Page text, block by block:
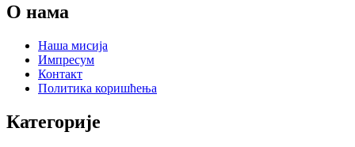
О нама
Наша мисија
Импресум
Контакт
Политика коришћења
Категорије